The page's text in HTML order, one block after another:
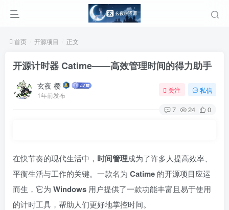
首页 开源项目 正文
开源计时器 Catime——高效管理时间的得力助手
玄夜 樱
1年前发布
关注 私信
7 24 0
在快节奏的现代生活中， 时间管理成为了许多人提高效率、
平衡生活与工作的关键。一款名为 Catime 的开源项目应运
而生，它为 Windows 用户提供了一款功能丰富且易于使用
的计时工具，帮助人们更好地掌控时间。